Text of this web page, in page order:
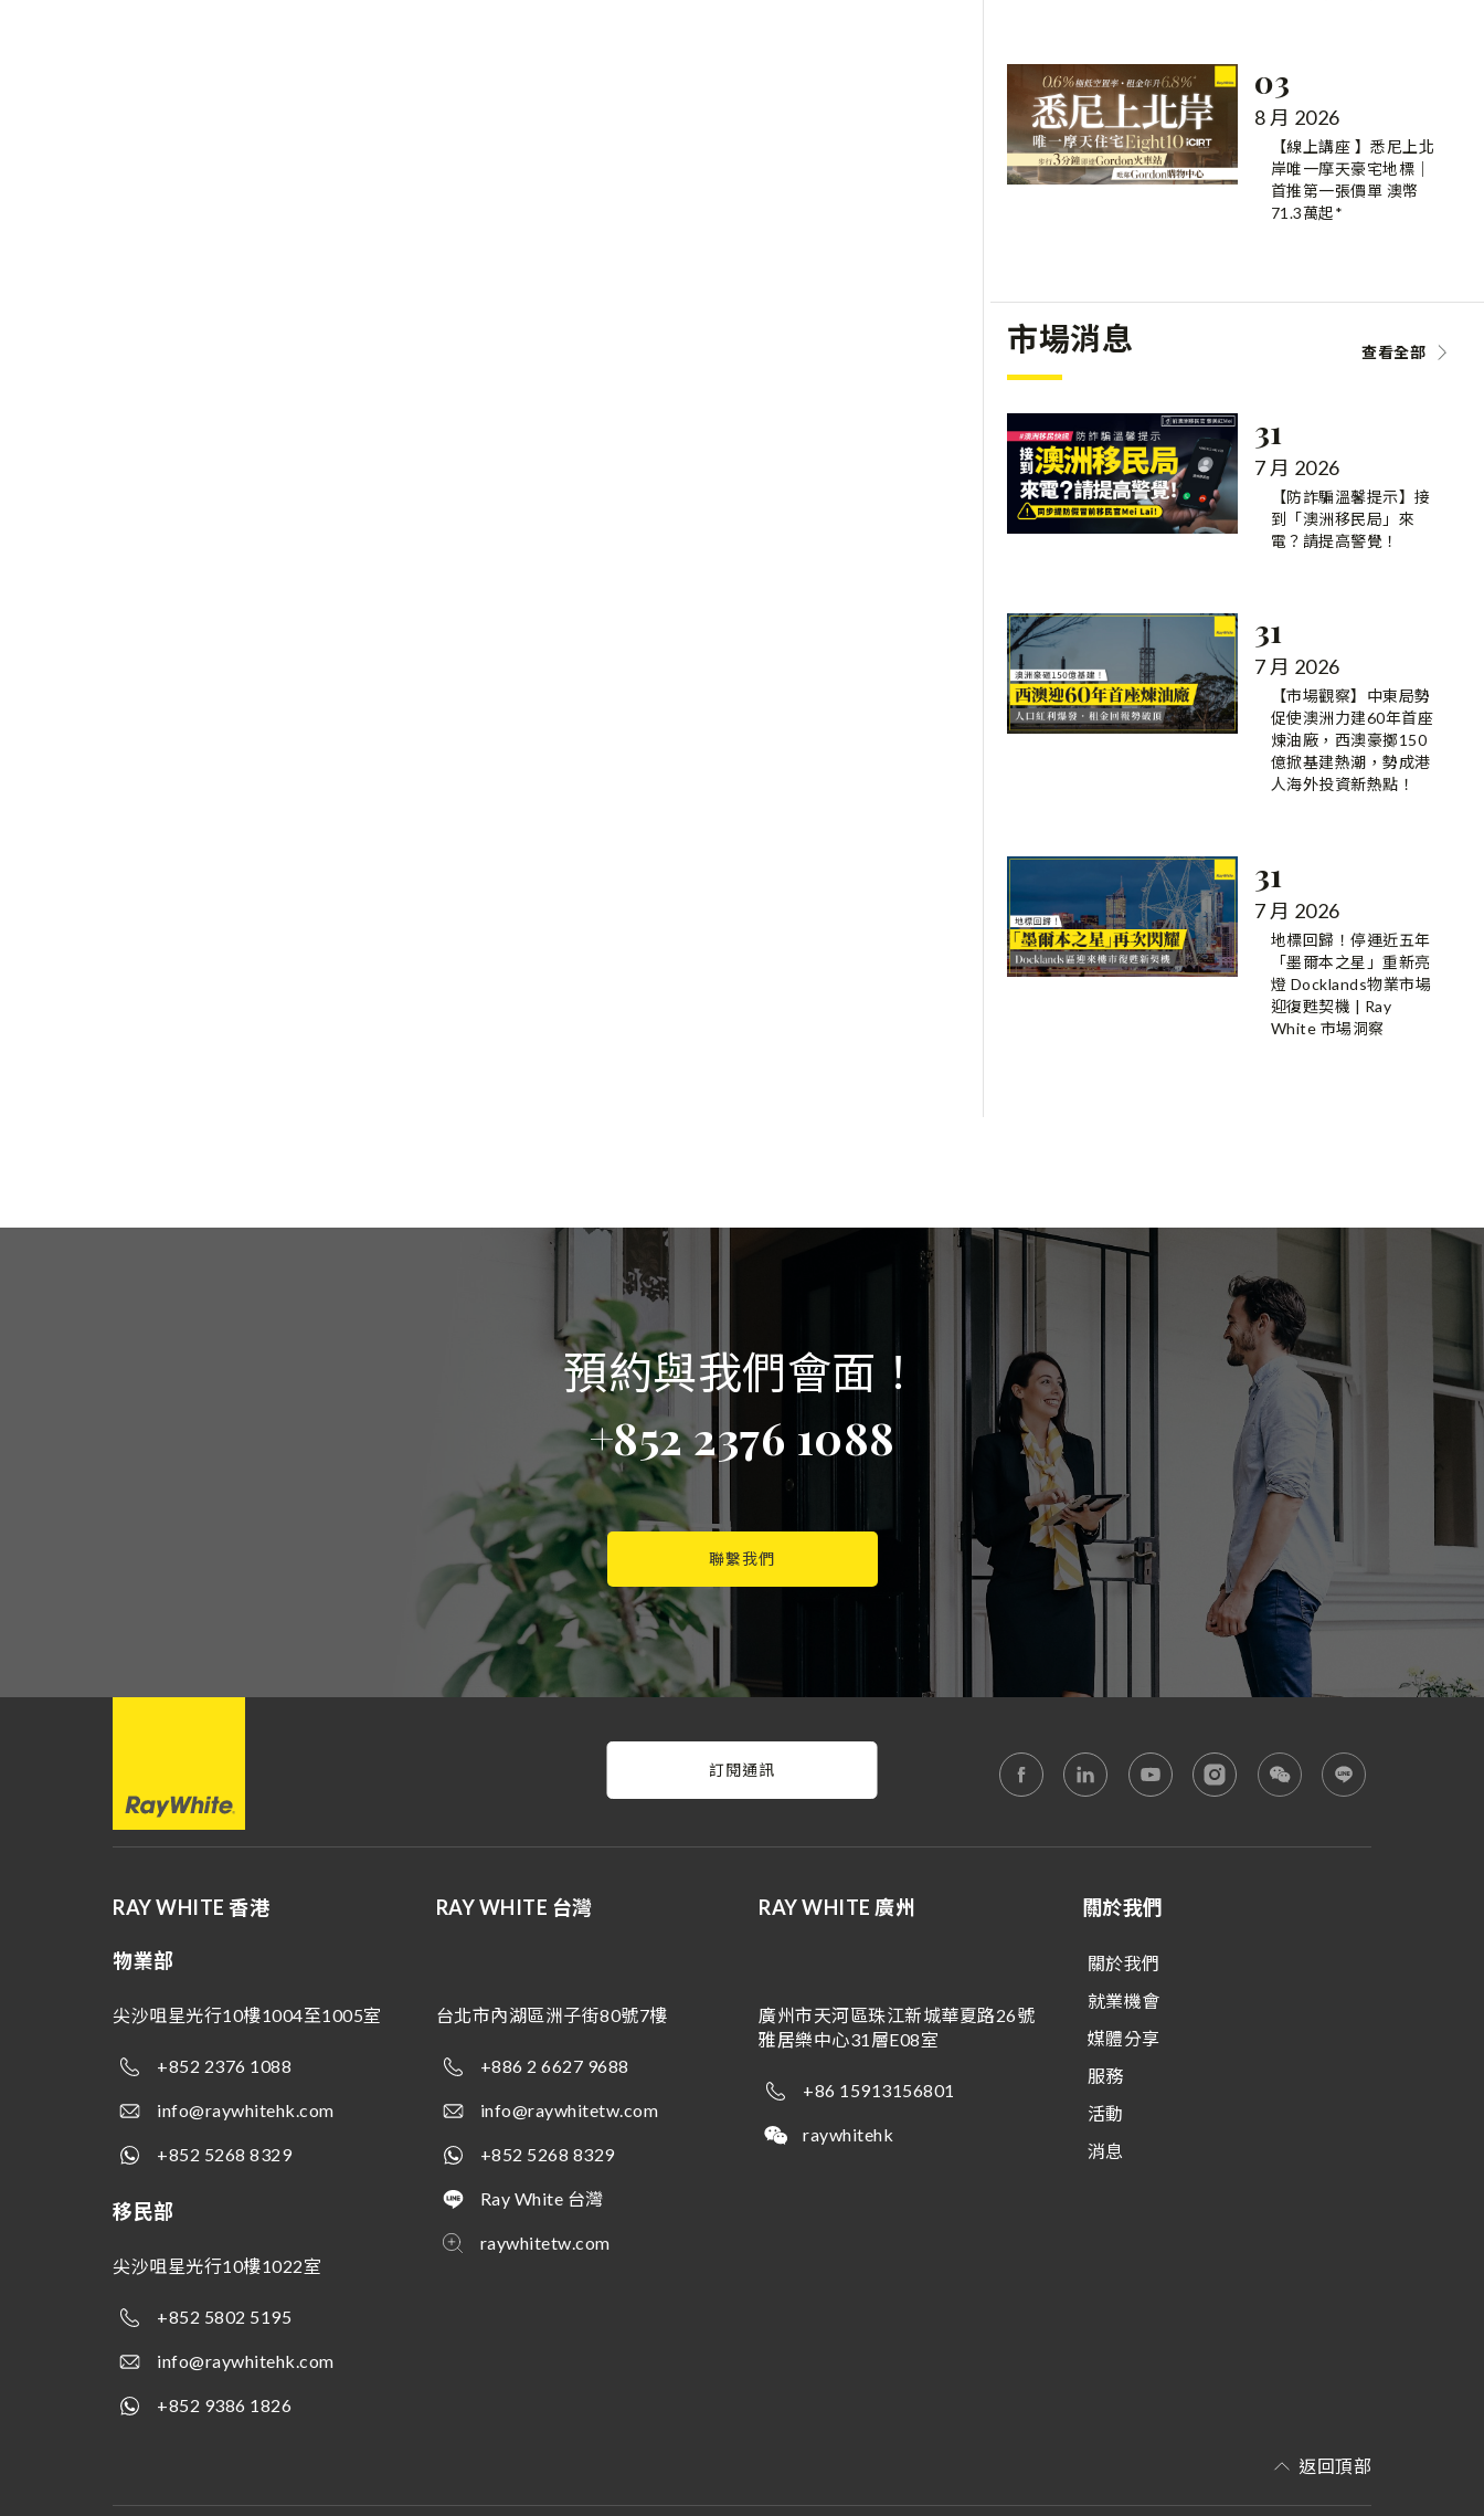
03
8 月 2026
【線上講座 】悉尼上北
岸唯一摩天豪宅地標｜
首推第一張價單 澳幣
71.3萬起*
市場消息 查看全部
31
7 月 2026
【防詐騙溫馨提示】接
到「澳洲移民局」來
電？請提高警覺！
31
7 月 2026
【市場觀察】中東局勢
促使澳洲力建60年首座
煉油廠，西澳豪擲150
億掀基建熱潮，勢成港
人海外投資新熱點！
31
7 月 2026
地標回歸！停運近五年
「墨爾本之星」重新亮
燈 Docklands物業市場
迎復甦契機 | Ray
White 市場洞察
預約與我們會面！
+852 2376 1088
聯繫我們
RAY WHITE 香港
物業部
尖沙咀星光行10樓1004至1005室
+852 2376 1088
info@raywhitehk.com
+852 5268 8329
移民部
尖沙咀星光行10樓1022室
+852 5802 5195
info@raywhitehk.com
+852 9386 1826
RAY WHITE 台灣
台北市內湖區洲子街80號7樓
+886 2 6627 9688
info@raywhitetw.com
+852 5268 8329
Ray White 台灣
raywhitetw.com
RAY WHITE 廣州
廣州市天河區珠江新城華夏路26號
雅居樂中心31層E08室
+86 15913156801
raywhitehk
訂閱通訊
關於我們
關於我們
就業機會
媒體分享
服務
活動
消息
返回頂部